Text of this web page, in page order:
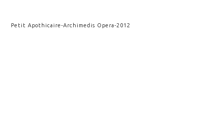
Petit Apothicaire-Archimedis Opera-2012